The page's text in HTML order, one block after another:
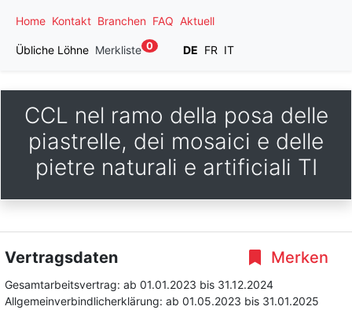
Home Kontakt Branchen FAQ Aktuell
Übliche Löhne Merkliste 0 DE FR IT
CCL nel ramo della posa delle
piastrelle, dei mosaici e delle
pietre naturali e artificiali TI
Merken
Vertragsdaten
Gesamtarbeitsvertrag: ab 01.01.2023 bis 31.12.2024
Allgemeinverbindlicherklärung: ab 01.05.2023 bis 31.01.2025